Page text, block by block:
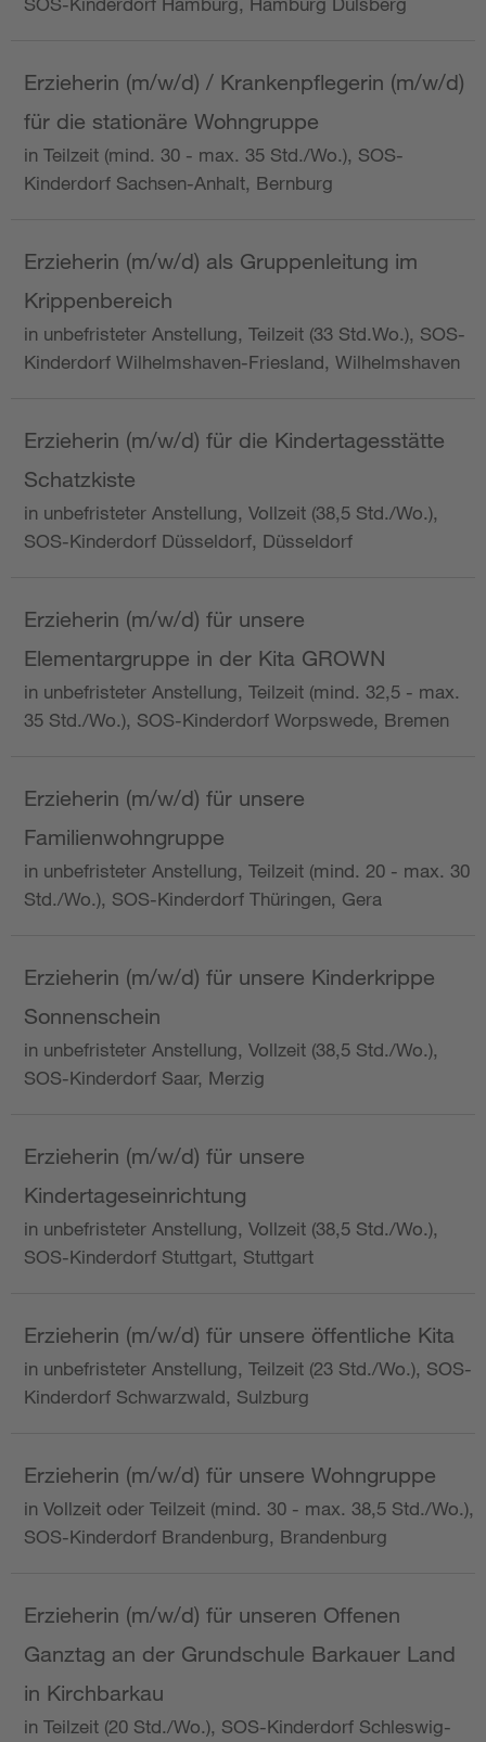
Erzieherin (m/w/d) / Krankenpflegerin (m/w/d)
für die stationäre Wohngruppe
in Teilzeit (mind. 30 - max. 35 Std./Wo.), SOS-
Kinderdorf Sachsen-Anhalt, Bernburg
Erzieherin (m/w/d) als Gruppenleitung im
Krippenbereich
in unbefristeter Anstellung, Teilzeit (33 Std.Wo.), SOS-
Kinderdorf Wilhelmshaven-Friesland, Wilhelmshaven
Erzieherin (m/w/d) für die Kindertagesstätte
Schatzkiste
in unbefristeter Anstellung, Vollzeit (38,5 Std./Wo.),
SOS-Kinderdorf Düsseldorf, Düsseldorf
Erzieherin (m/w/d) für unsere
Elementargruppe in der Kita GROWN
in unbefristeter Anstellung, Teilzeit (mind. 32,5 - max.
35 Std./Wo.), SOS-Kinderdorf Worpswede, Bremen
Erzieherin (m/w/d) für unsere
Familienwohngruppe
in unbefristeter Anstellung, Teilzeit (mind. 20 - max. 30
Std./Wo.), SOS-Kinderdorf Thüringen, Gera
Erzieherin (m/w/d) für unsere Kinderkrippe
Sonnenschein
in unbefristeter Anstellung, Vollzeit (38,5 Std./Wo.),
SOS-Kinderdorf Saar, Merzig
Erzieherin (m/w/d) für unsere
Kindertageseinrichtung
in unbefristeter Anstellung, Vollzeit (38,5 Std./Wo.),
SOS-Kinderdorf Stuttgart, Stuttgart
Erzieherin (m/w/d) für unsere öffentliche Kita
in unbefristeter Anstellung, Teilzeit (23 Std./Wo.), SOS-
Kinderdorf Schwarzwald, Sulzburg
Erzieherin (m/w/d) für unsere Wohngruppe
in Vollzeit oder Teilzeit (mind. 30 - max. 38,5 Std./Wo.),
SOS-Kinderdorf Brandenburg, Brandenburg
Erzieherin (m/w/d) für unseren Offenen
Ganztag an der Grundschule Barkauer Land
in Kirchbarkau
in Teilzeit (20 Std./Wo.), SOS-Kinderdorf Schleswig-